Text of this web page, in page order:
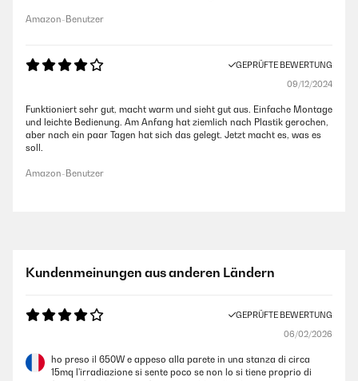
Amazon-Benutzer
GEPRÜFTE BEWERTUNG
09/12/2024
Funktioniert sehr gut, macht warm und sieht gut aus. Einfache Montage
und leichte Bedienung. Am Anfang hat ziemlich nach Plastik gerochen,
aber nach ein paar Tagen hat sich das gelegt. Jetzt macht es, was es
soll.
Amazon-Benutzer
Kundenmeinungen aus anderen Ländern
GEPRÜFTE BEWERTUNG
06/02/2026
ho preso il 650W e appeso alla parete in una stanza di circa
15mq l'irradiazione si sente poco se non lo si tiene proprio di